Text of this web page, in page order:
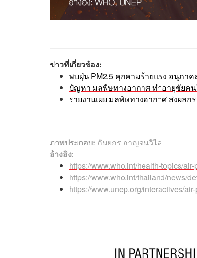
ข่าวที่เกี่ยวข้อง:
พบฝุ่น PM2.5 คุกคามร้ายแรง อนุภาค
ปัญหา มลพิษทางอากาศ ทำอายุขัยคน
รายงานเผย มลพิษทางอากาศ ส่งผล
ภาพประกอบ: กันยกร กาญจนวิไล
อ้างอิง:
https://www.who.int/health-topics/
https://www.who.int/thailand/news/
https://www.unep.org/interactives/